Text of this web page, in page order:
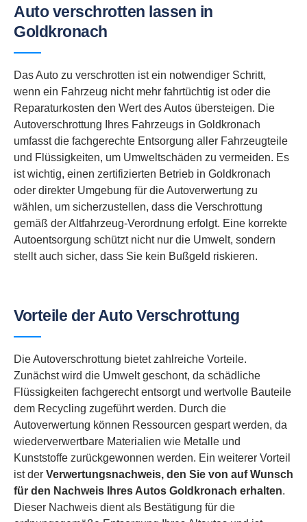
Auto verschrotten lassen in
Goldkronach
Das Auto zu verschrotten ist ein notwendiger Schritt,
wenn ein Fahrzeug nicht mehr fahrtüchtig ist oder die
Reparaturkosten den Wert des Autos übersteigen. Die
Autoverschrottung Ihres Fahrzeugs in Goldkronach
umfasst die fachgerechte Entsorgung aller Fahrzeugteile
und Flüssigkeiten, um Umweltschäden zu vermeiden. Es
ist wichtig, einen zertifizierten Betrieb in Goldkronach
oder direkter Umgebung für die Autoverwertung zu
wählen, um sicherzustellen, dass die Verschrottung
gemäß der Altfahrzeug-Verordnung erfolgt. Eine korrekte
Autoentsorgung schützt nicht nur die Umwelt, sondern
stellt auch sicher, dass Sie kein Bußgeld riskieren.
Vorteile der Auto Verschrottung
Die Autoverschrottung bietet zahlreiche Vorteile.
Zunächst wird die Umwelt geschont, da schädliche
Flüssigkeiten fachgerecht entsorgt und wertvolle Bauteile
dem Recycling zugeführt werden. Durch die
Autoverwertung können Ressourcen gespart werden, da
wiederverwertbare Materialien wie Metalle und
Kunststoffe zurückgewonnen werden. Ein weiterer Vorteil
ist der Verwertungsnachweis, den Sie von auf Wunsch
für den Nachweis Ihres Autos Goldkronach erhalten.
Dieser Nachweis dient als Bestätigung für die